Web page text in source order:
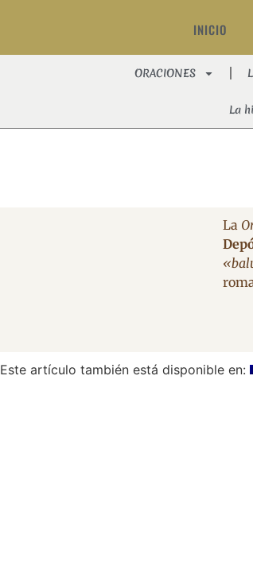
INICIO
ORACIONES
La
La
Este artículo también está disponible en: